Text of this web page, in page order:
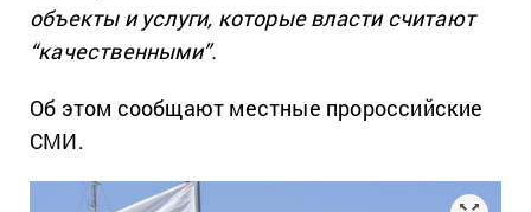
объекты и услуги, которые власти считают
“качественными”.
Об этом сообщают местные пророссийские
СМИ.